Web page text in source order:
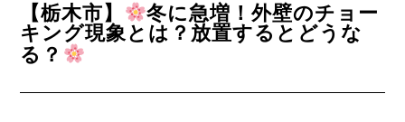
【栃木市】
冬に急増！外壁のチョー
キング現象とは？放置するとどうな
る？